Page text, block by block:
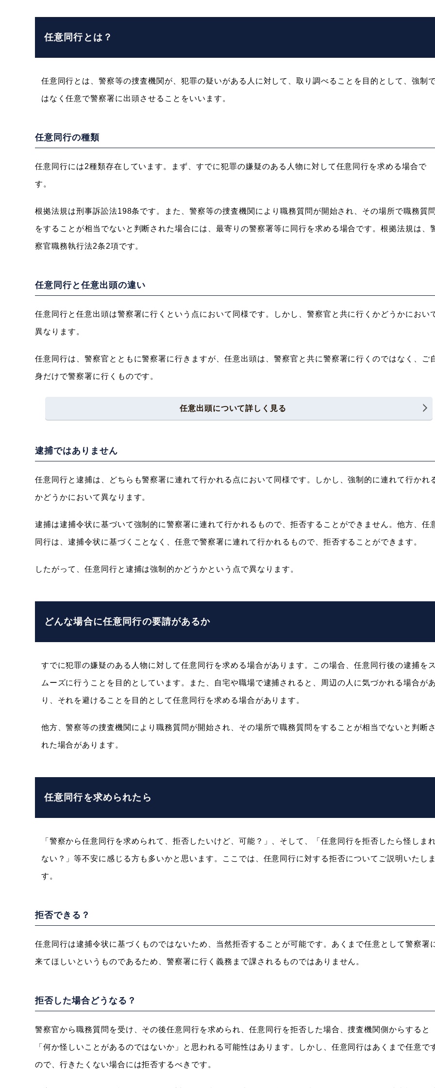
任意同行とは？
任意同行とは、警察等の捜査機関が、犯罪の疑いがある人に対して、取り調べることを目的として、強制
はなく任意で警察署に出頭させることをいいます。
任意同行の種類
任意同行には2種類存在しています。まず、すでに犯罪の嫌疑のある人物に対して任意同行を求める場合で
す。
根拠法規は刑事訴訟法198条です。また、警察等の捜査機関により職務質問が開始され、その場所で職務質
をすることが相当でないと判断された場合には、最寄りの警察署等に同行を求める場合です。根拠法規は、
察官職務執行法2条2項です。
任意同行と任意出頭の違い
任意同行と任意出頭は警察署に行くという点において同様です。しかし、警察官と共に行くかどうかにおい
異なります。
任意同行は、警察官とともに警察署に行きますが、任意出頭は、警察官と共に警察署に行くのではなく、ご
身だけで警察署に行くものです。
任意出頭について詳しく見る
逮捕ではありません
任意同行と逮捕は、どちらも警察署に連れて行かれる点において同様です。しかし、強制的に連れて行かれ
かどうかにおいて異なります。
逮捕は逮捕令状に基づいて強制的に警察署に連れて行かれるもので、拒否することができません。他方、任
同行は、逮捕令状に基づくことなく、任意で警察署に連れて行かれるもので、拒否することができます。
したがって、任意同行と逮捕は強制的かどうかという点で異なります。
どんな場合に任意同行の要請があるか
すでに犯罪の嫌疑のある人物に対して任意同行を求める場合があります。この場合、任意同行後の逮捕を
ムーズに行うことを目的としています。また、自宅や職場で逮捕されると、周辺の人に気づかれる場合が
り、それを避けることを目的として任意同行を求める場合があります。
他方、警察等の捜査機関により職務質問が開始され、その場所で職務質問をすることが相当でないと判断
れた場合があります。
任意同行を求められたら
「警察から任意同行を求められて、拒否したいけど、可能？」、そして、「任意同行を拒否したら怪しま
ない？」等不安に感じる方も多いかと思います。ここでは、任意同行に対する拒否についてご説明いたし
す。
拒否できる？
任意同行は逮捕令状に基づくものではないため、当然拒否することが可能です。あくまで任意として警察署
来てほしいというものであるため、警察署に行く義務まで課されるものではありません。
拒否した場合どうなる？
警察官から職務質問を受け、その後任意同行を求められ、任意同行を拒否した場合、捜査機関側からすると
「何か怪しいことがあるのではないか」と思われる可能性はあります。しかし、任意同行はあくまで任意で
ので、行きたくない場合には拒否するべきです。